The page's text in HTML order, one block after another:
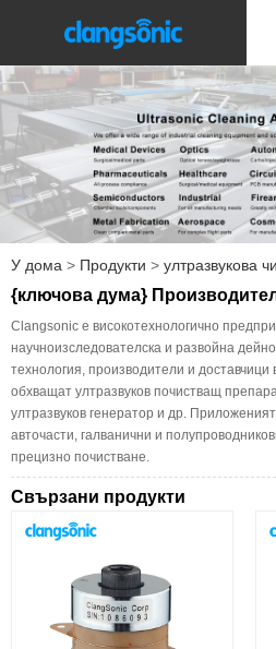
У дома > Продукти > ултразвукова
{ключова дума}
Clangsonic е високотехнологично
научноизследователска и развойна
технология, производители и
обхващат ултразвуков почистващ
ултразвуков генератор и др.
авточасти, галванични и
прецизно почистване.
Свързани продукти